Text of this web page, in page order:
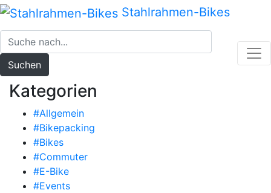
Zum
Inhalt
springen
Stahlrahmen-Bikes
Suchen
Kategorien
#Allgemein
#Bikepacking
#Bikes
#Commuter
#E-Bike
#Events